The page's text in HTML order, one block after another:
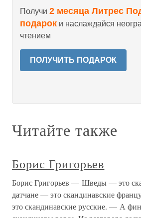
Получи 2 месяца Литрес
подарок и наслаждайся
чтением
ПОЛУЧИТЬ ПОДАРОК
Читайте также
Борис Григорьев
Борис Григорьев — Шведы — это
датчане — это скандинавские
это скандинавские русские. — А